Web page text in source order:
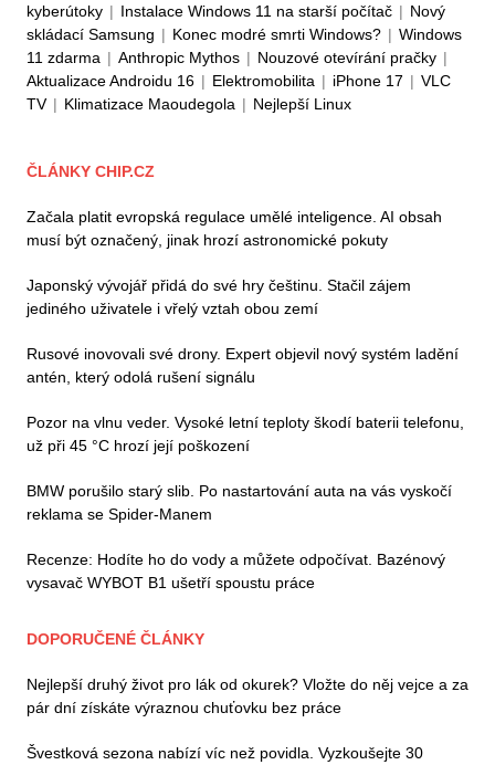
kyberútoky | Instalace Windows 11 na starší počítač | Nový
skládací Samsung | Konec modré smrti Windows? | Windows
11 zdarma | Anthropic Mythos | Nouzové otevírání pračky |
Aktualizace Androidu 16 | Elektromobilita | iPhone 17 | VLC
TV | Klimatizace Maoudegola | Nejlepší Linux
ČLÁNKY CHIP.CZ
Začala platit evropská regulace umělé inteligence. AI obsah
musí být označený, jinak hrozí astronomické pokuty
Japonský vývojář přidá do své hry češtinu. Stačil zájem
jediného uživatele i vřelý vztah obou zemí
Rusové inovovali své drony. Expert objevil nový systém ladění
antén, který odolá rušení signálu
Pozor na vlnu veder. Vysoké letní teploty škodí baterii telefonu,
už při 45 °C hrozí její poškození
BMW porušilo starý slib. Po nastartování auta na vás vyskočí
reklama se Spider-Manem
Recenze: Hodíte ho do vody a můžete odpočívat. Bazénový
vysavač WYBOT B1 ušetří spoustu práce
DOPORUČENÉ ČLÁNKY
Nejlepší druhý život pro lák od okurek? Vložte do něj vejce a za
pár dní získáte výraznou chuťovku bez práce
Švestková sezona nabízí víc než povidla. Vyzkoušejte 30